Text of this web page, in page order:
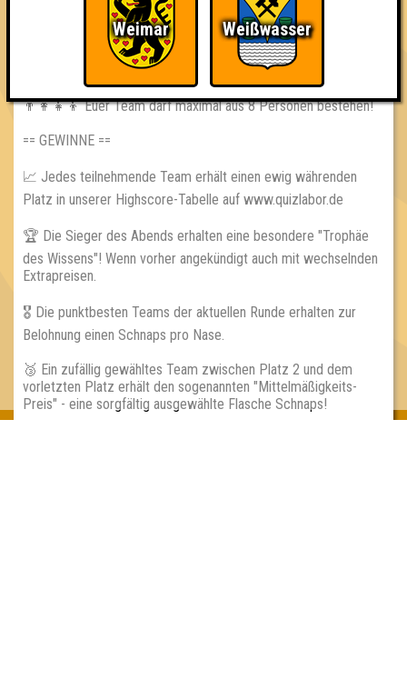
👨‍🏫 Die Quizmaster haben immer recht! Immer.
📵 Handys, Smartphones, oder anderer Schnickschnack sind
während der Fragerunden untersagt!
👨‍👩‍👧‍👦 Euer Team darf maximal aus 8 Personen bestehen!
== GEWINNE ==
📈 Jedes teilnehmende Team erhält einen ewig währenden
Platz in unserer Highscore-Tabelle auf www.quizlabor.de
🏆 Die Sieger des Abends erhalten eine besondere "Trophäe
des Wissens"! Wenn vorher angekündigt auch mit wechselnden
Extrapreisen.
🎖 Die punktbesten Teams der aktuellen Runde erhalten zur
Belohnung einen Schnaps pro Nase.
🥉 Ein zufällig gewähltes Team zwischen Platz 2 und dem
vorletzten Platz erhält den sogenannten "Mittelmäßigkeits-
Preis" - eine sorgfältig ausgewählte Flasche Schnaps!
Weimar Weißwasser